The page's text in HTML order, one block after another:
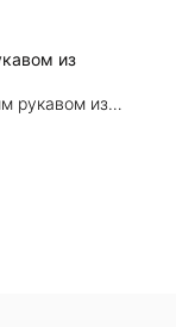
из
рукавом из